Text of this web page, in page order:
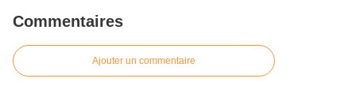
Commentaires
Ajouter un commentaire